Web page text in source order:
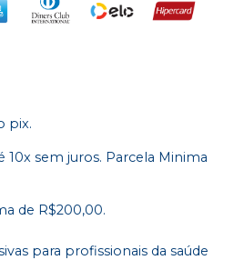
pix.
10x sem juros. Parcela Minima
de R$200,00.
para profissionais da saúde